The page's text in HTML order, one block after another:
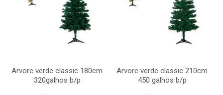
Arvore verde classic 180cm
320galhos b/p
Arvore verde classic 210cm
450 galhos b/p